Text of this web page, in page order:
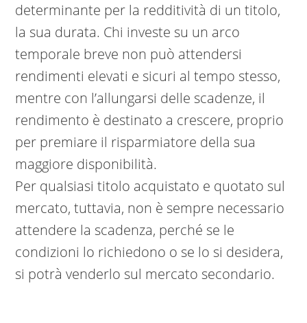
determinante per la redditività di un titolo,
la sua durata. Chi investe su un arco
temporale breve non può attendersi
rendimenti elevati e sicuri al tempo stesso,
mentre con l’allungarsi delle scadenze, il
rendimento è destinato a crescere, proprio
per premiare il risparmiatore della sua
maggiore disponibilità.
Per qualsiasi titolo acquistato e quotato sul
mercato, tuttavia, non è sempre necessario
attendere la scadenza, perché se le
condizioni lo richiedono o se lo si desidera,
si potrà venderlo sul mercato secondario.